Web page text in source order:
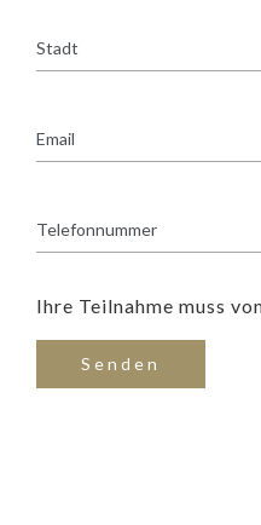
Ihre Teilnahme muss